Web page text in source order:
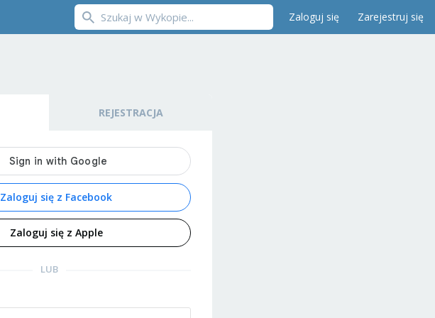
Zaloguj się Zarejestruj się
REJESTRACJA
Zaloguj się z Facebook
Zaloguj się z Apple
LUB